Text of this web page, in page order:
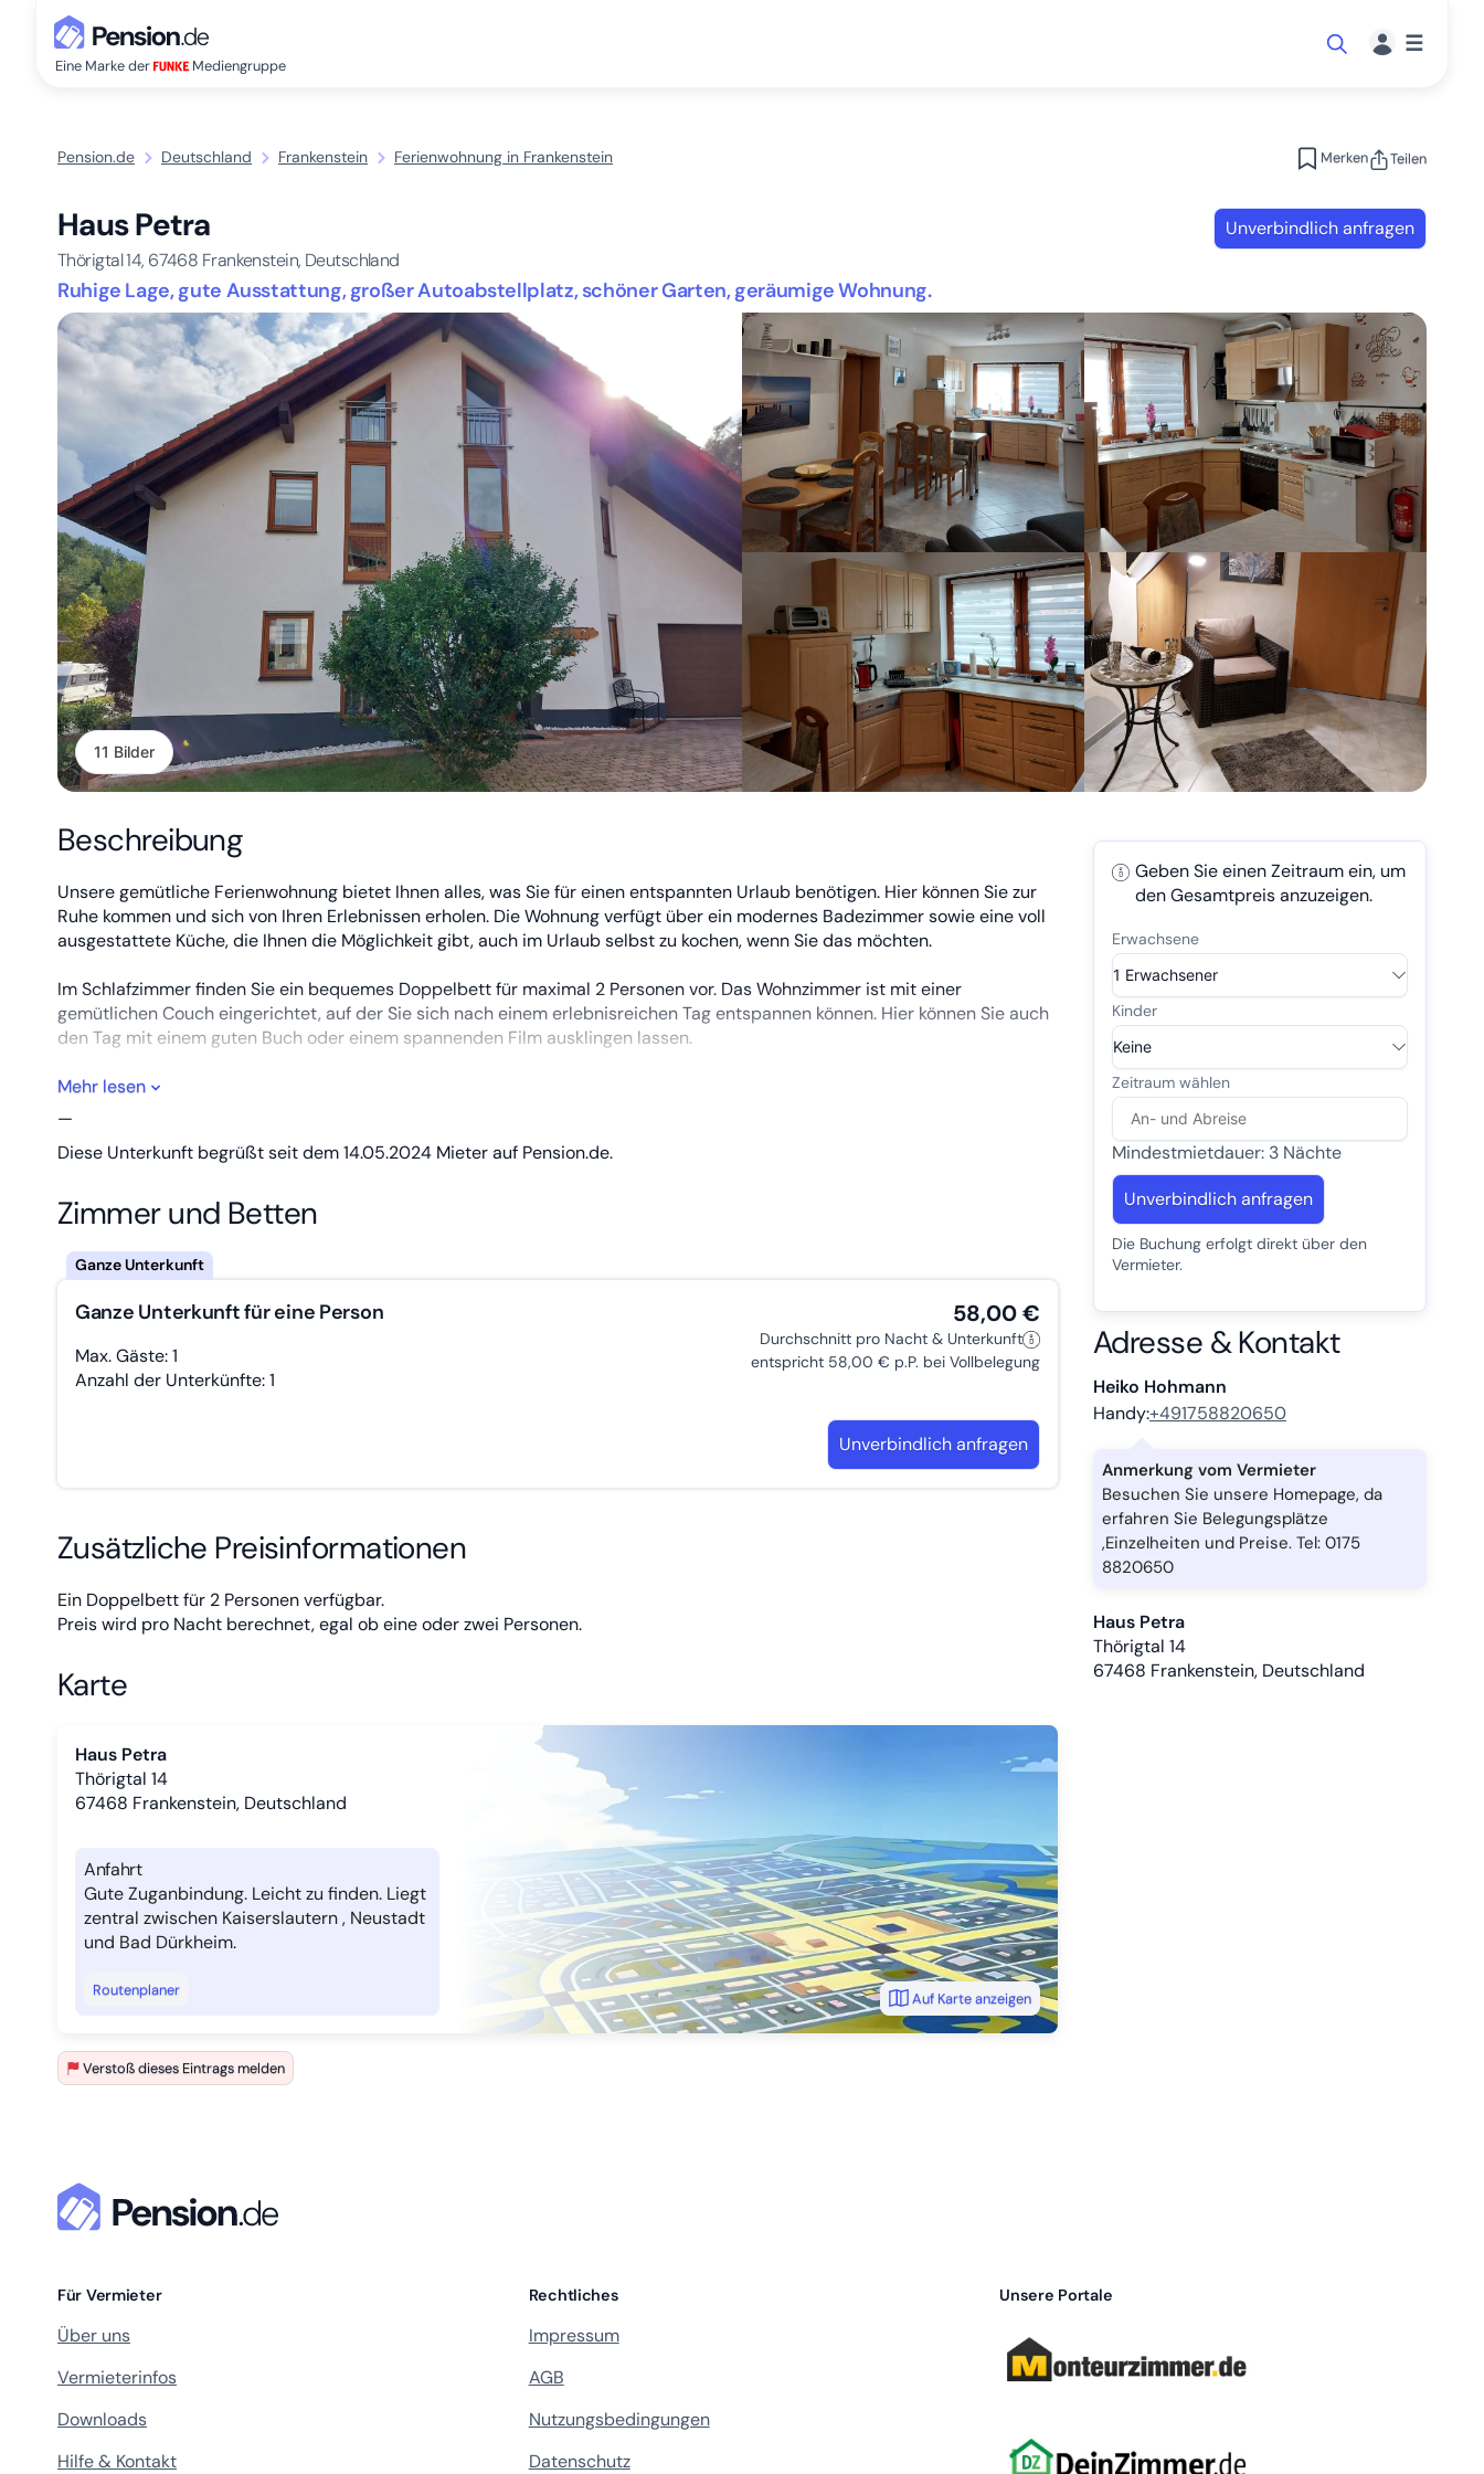
Eine Marke der Mediengruppe
☰
Pension.de Deutschland Frankenstein Ferienwohnung in Frankenstein Merken Teilen
Haus Petra
Thörigtal 14, 67468 Frankenstein, Deutschland
Ruhige Lage, gute Ausstattung, großer Autoabstellplatz, schöner Garten, geräumige Wohnung.
Unverbindlich anfragen
11 Bilder
Beschreibung
Unsere gemütliche Ferienwohnung bietet Ihnen alles, was Sie für einen entspannten Urlaub benötigen. Hier können Sie zur
Ruhe kommen und sich von Ihren Erlebnissen erholen. Die Wohnung verfügt über ein modernes Badezimmer sowie eine voll
ausgestattete Küche, die Ihnen die Möglichkeit gibt, auch im Urlaub selbst zu kochen, wenn Sie das möchten.
Im Schlafzimmer finden Sie ein bequemes Doppelbett für maximal 2 Personen vor. Das Wohnzimmer ist mit einer
gemütlichen Couch eingerichtet, auf der Sie sich nach einem erlebnisreichen Tag entspannen können. Hier können Sie auch
den Tag mit einem guten Buch oder einem spannenden Film ausklingen lassen.
Die Lage unserer Ferienwohnung ist ideal für Ausflüge in die Umgebung. Auch kulturell hat die Region einiges zu bieten.
kann jederzeit unentgeltlich besichtigt werden und bietet einen atemberaubenden Ausblick auf die umliegende Natur.
Mehr lesen
—
Diese Unterkunft begrüßt seit dem 14.05.2024 Mieter auf Pension.de.
Zimmer und Betten
Ganze Unterkunft für eine Person
Max. Gäste: 1
Anzahl der Unterkünfte: 1
58,00 €
Durchschnitt pro Nacht & Unterkunft
entspricht 58,00 € p.P. bei Vollbelegung
Unverbindlich anfragen
Zusätzliche Preisinformationen
Ein Doppelbett für 2 Personen verfügbar.
Preis wird pro Nacht berechnet, egal ob eine oder zwei Personen.
Karte
Haus Petra
Thörigtal 14
67468 Frankenstein, Deutschland
Anfahrt
Gute Zuganbindung. Leicht zu finden. Liegt
zentral zwischen Kaiserslautern , Neustadt
und Bad Dürkheim.
Routenplaner Auf Karte anzeigen
Verstoß dieses Eintrags melden
Geben Sie einen Zeitraum ein, um
den Gesamtpreis anzuzeigen.
Mindestmietdauer: 3 Nächte
Unverbindlich anfragen
Die Buchung erfolgt direkt über den
Vermieter.
Adresse & Kontakt
Heiko Hohmann
Handy:+491758820650
Anmerkung vom Vermieter
Besuchen Sie unsere Homepage, da
erfahren Sie Belegungsplätze
,Einzelheiten und Preise. Tel: 0175
8820650
Haus Petra
Thörigtal 14
67468 Frankenstein, Deutschland
Für Vermieter
Über uns
Vermieterinfos
Downloads
Hilfe & Kontakt
Rechtliches
Impressum
AGB
Nutzungsbedingungen
Datenschutz
Unsere Portale